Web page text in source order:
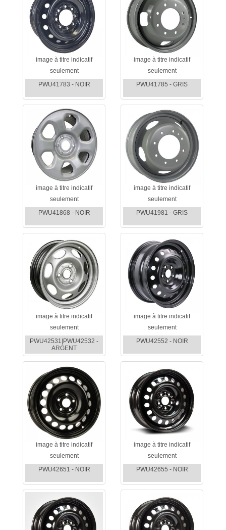
image à titre indicatif
seulement
PWU41783 - NOIR
image à titre indicatif
seulement
PWU41785 - GRIS
image à titre indicatif
seulement
PWU41868 - NOIR
image à titre indicatif
seulement
PWU41981 - GRIS
image à titre indicatif
seulement
PWU42531|PWU42532 -
ARGENT
image à titre indicatif
seulement
PWU42552 - NOIR
image à titre indicatif
seulement
PWU42651 - NOIR
image à titre indicatif
seulement
PWU42655 - NOIR